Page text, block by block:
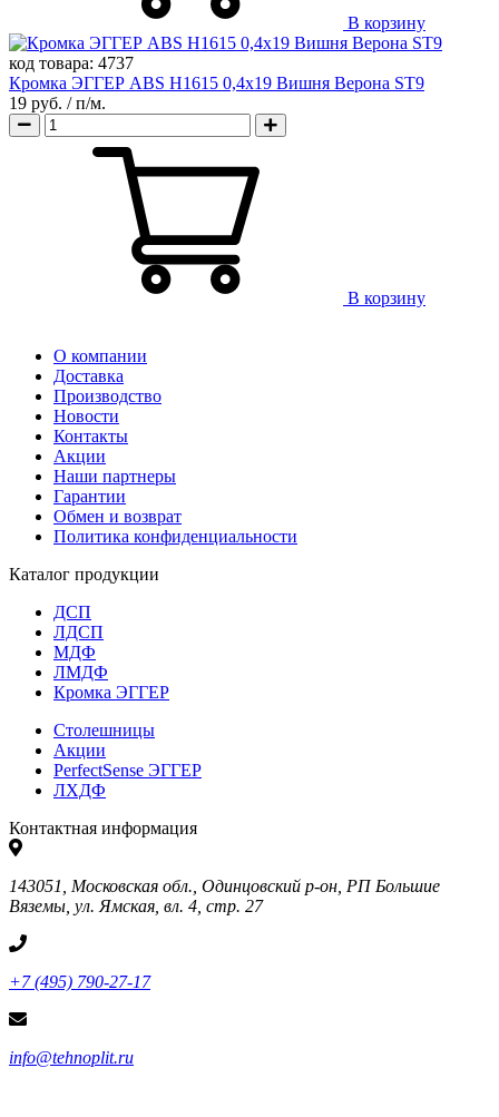
В корзину
код товара: 4737
Кромка ЭГГЕР ABS H1615 0,4х19 Вишня Верона ST9
19 руб. / п/м.
В корзину
О компании
Доставка
Производство
Новости
Контакты
Акции
Наши партнеры
Гарантии
Обмен и возврат
Политика конфиденциальности
Каталог продукции
ДСП
ЛДСП
МДФ
ЛМДФ
Кромка ЭГГЕР
Столешницы
Акции
PerfectSense ЭГГЕР
ЛХДФ
Контактная информация
143051, Московская обл., Одинцовский р-он, РП Большие
Вяземы, ул. Ямская, вл. 4, стр. 27
+7 (495) 790-27-17
info@tehnoplit.ru